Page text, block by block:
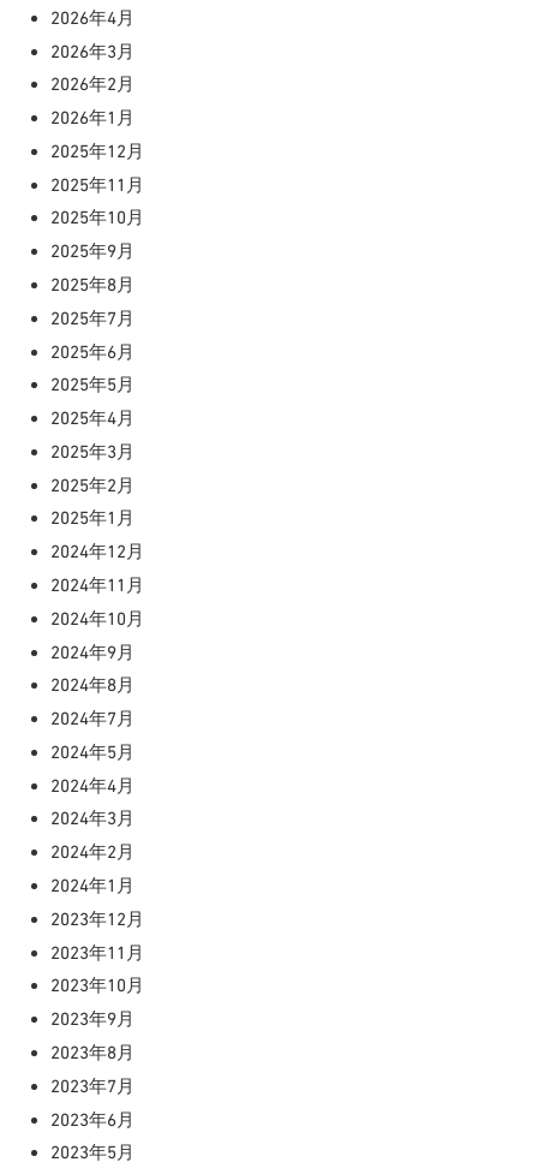
2026年4月
2026年3月
2026年2月
2026年1月
2025年12月
2025年11月
2025年10月
2025年9月
2025年8月
2025年7月
2025年6月
2025年5月
2025年4月
2025年3月
2025年2月
2025年1月
2024年12月
2024年11月
2024年10月
2024年9月
2024年8月
2024年7月
2024年5月
2024年4月
2024年3月
2024年2月
2024年1月
2023年12月
2023年11月
2023年10月
2023年9月
2023年8月
2023年7月
2023年6月
2023年5月